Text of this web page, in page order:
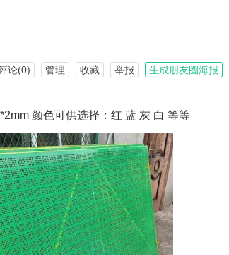
论(0) 管理 收藏 举报 生成朋友圈海报
颜色可供选择：红 蓝 灰 白 等等